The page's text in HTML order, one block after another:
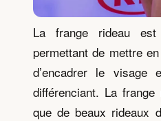
La frange rideau
permettant de mettre
d’encadrer le
différenciant. La
que de beaux rideaux